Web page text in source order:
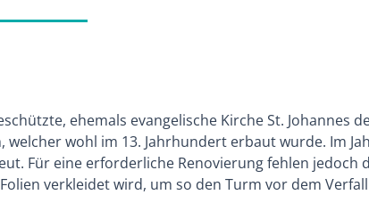
ehemals evangelische Kirche St. Johannes
wohl im 13. Jahrhundert erbaut wurde. Im
Für eine erforderliche Renovierung fehlen jedoch
verkleidet wird, um so den Turm vor dem